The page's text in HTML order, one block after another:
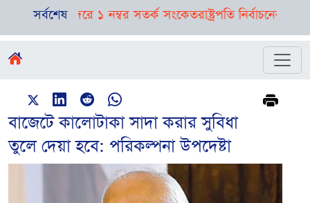
সর্বশেষ
নদীবন্দরে ১ নম্বর সতর্ক সংকেতরাষ্ট্রপতি নির্বাচনের তফসিল
বাজেটে কালোটাকা সাদা করার সুবিধা
তুলে দেয়া হবে: পরিকল্পনা উপদেষ্টা